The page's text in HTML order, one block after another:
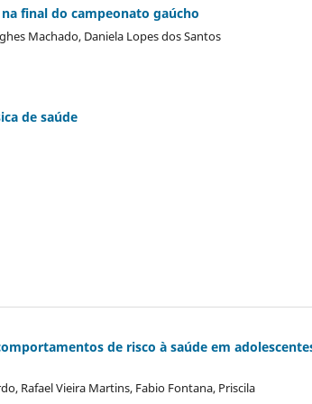
final do campeonato gaúcho
Machado, Daniela Lopes dos Santos
de saúde
de risco à saúde em
Rafael Vieira Martins, Fabio Fontana, Priscila